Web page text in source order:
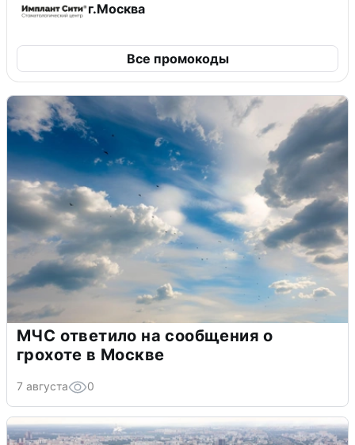
г.Москва
Все промокоды
МЧС ответило на сообщения о
грохоте в Москве
7 августа 0